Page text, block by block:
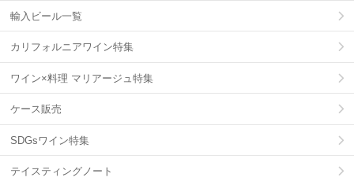
輸入ビール一覧
カリフォルニアワイン特集
ワイン×料理 マリアージュ特集
ケース販売
SDGsワイン特集
テイスティングノート